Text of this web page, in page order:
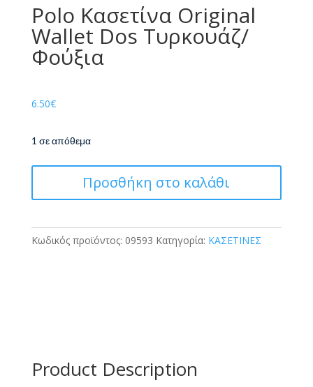
Polo Κασετίνα Original
Wallet Dos Τυρκουάζ/
Φούξια
6.50€
1 σε απόθεμα
Original
Dos
Προσθήκη στο καλάθι
Κωδικός προϊόντος: 09593 Κατηγορία: ΚΑΣΕΤΙΝΕΣ
Product Description